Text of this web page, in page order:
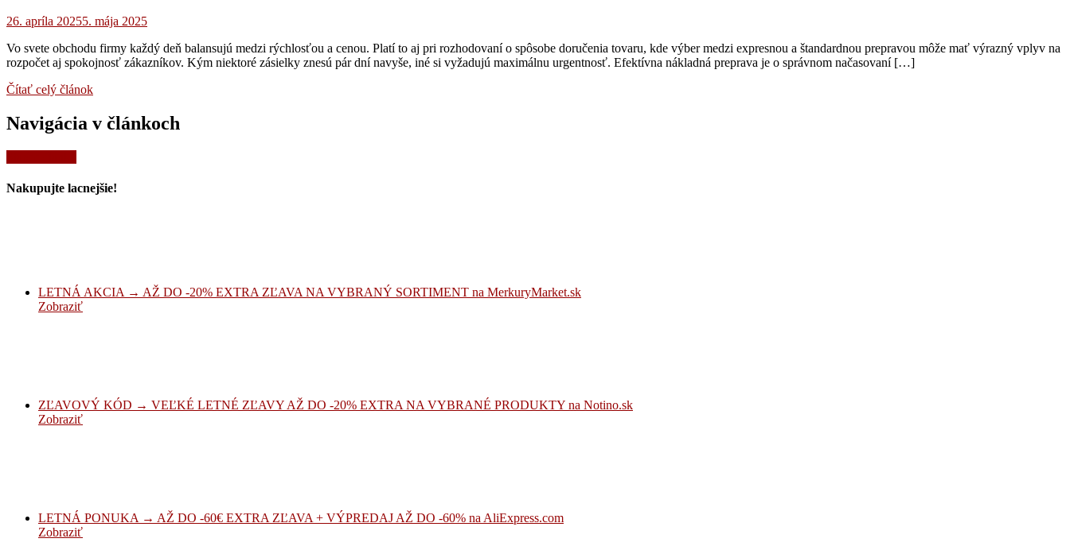
26. apríla 20255. mája 2025
Vo svete obchodu firmy každý deň balansujú medzi rýchlosťou a cenou. Platí to aj pri rozhodovaní o spôsobe doručenia tovaru, kde výber medzi expresnou a štandardnou prepravou môže mať výrazný vplyv na
rozpočet aj spokojnosť zákazníkov. Kým niektoré zásielky znesú pár dní navyše, iné si vyžadujú maximálnu urgentnosť. Efektívna nákladná preprava je o správnom načasovaní […]
Čítať celý článok
Navigácia v článkoch
Nakupujte lacnejšie!
LETNÁ AKCIA → AŽ DO -20% EXTRA ZĽAVA NA VYBRANÝ SORTIMENT na MerkuryMarket.sk
Zobraziť
ZĽAVOVÝ KÓD → VEĽKÉ LETNÉ ZĽAVY AŽ DO -20% EXTRA NA VYBRANÉ PRODUKTY na Notino.sk
Zobraziť
LETNÁ PONUKA → AŽ DO -60€ EXTRA ZĽAVA + VÝPREDAJ AŽ DO -60% na AliExpress.com
Zobraziť